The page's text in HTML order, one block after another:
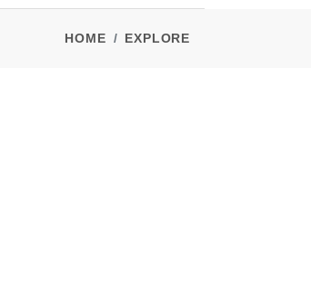
HOME EXPLORE